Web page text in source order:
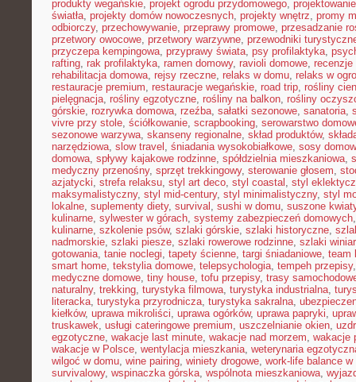
produkty wegańskie, projekt ogrodu przydomowego,
światła, projekty domów nowoczesnych, projekty wnętrz, promy
odbiorczy, przechowywanie, przeprawy promowe, przesadzanie
przetwory owocowe, przetwory warzywne, przewodniki
przyczepa kempingowa, przyprawy świata, psy profilaktyka,
rafting, rak profilaktyka, ramen domowy, ravioli domowe, recenzje
rehabilitacja domowa, rejsy rzeczne, relaks w domu, relaks w
restauracje premium, restauracje wegańskie, road trip, rośliny
pielęgnacja, rośliny egzotyczne, rośliny na balkon, rośliny
górskie, rozrywka domowa, rzeźba, sałatki sezonowe, sanatoria,
vivre przy stole, ściółkowanie, scrapbooking, serowarstwo
sezonowe warzywa, skanseny regionalne, skład produktów,
narzędziowa, slow travel , śniadania wysokobiałkowe, sosy
domowa, spływy kajakowe rodzinne, spółdzielnia mieszkaniowa,
medyczny przenośny, sprzęt trekkingowy, sterowanie głosem,
azjatycki, strefa relaksu, styl art deco, styl coastal , styl
maksymalistyczny, styl mid-century, styl minimalistyczny, styl
lokalne, suplementy diety, survival , sushi w domu, suszone
kulinarne, sylwester w górach, systemy zabezpieczeń domowych
kulinarne, szkolenie psów, szlaki górskie, szlaki historyczne,
nadmorskie, szlaki piesze, szlaki rowerowe rodzinne, szlaki
gotowania, tanie noclegi, tapety ścienne, targi śniadaniowe, team
smart home, tekstylia domowe, telepsychologia, tempeh przepisy
medyczne domowe, tiny house, tofu przepisy, trasy
naturalny, trekking, turystyka filmowa, turystyka industrialna,
literacka, turystyka przyrodnicza, turystyka sakralna,
kiełków, uprawa mikroliści, uprawa ogórków, uprawa papryki,
truskawek, usługi cateringowe premium, uszczelnianie okien,
egzotyczne, wakacje last minute, wakacje nad morzem, wakacje
wakacje w Polsce, wentylacja mieszkania, weterynaria
wilgoć w domu, wine pairing, winiety drogowe, work-life balance w
survivalowy, wspinaczka górska, wspólnota mieszkaniowa,